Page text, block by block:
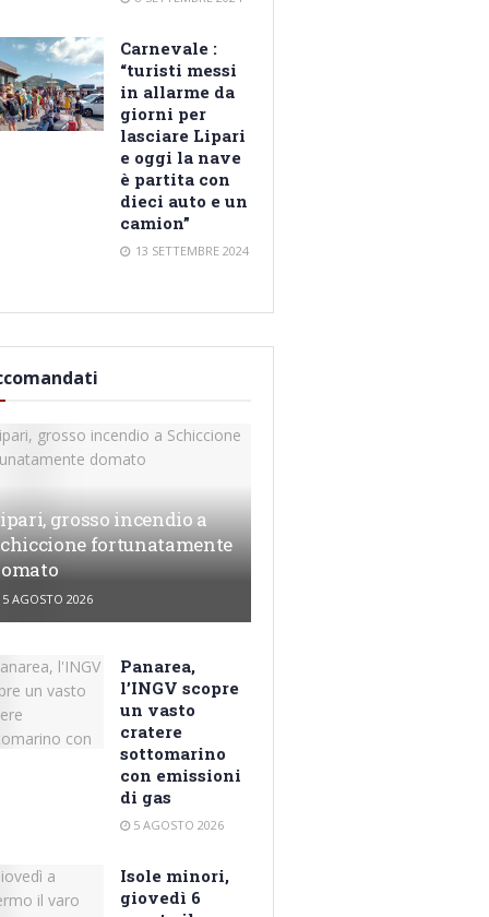
Carnevale :
“turisti messi
in allarme da
giorni per
lasciare Lipari
e oggi la nave
è partita con
dieci auto e un
camion”
13 SETTEMBRE 2024
grosso incendio a
fortunatamente
5 AGOSTO 2026
Panarea,
l’INGV scopre
un vasto
cratere
sottomarino
con emissioni
di gas
5 AGOSTO 2026
Isole minori,
giovedì 6